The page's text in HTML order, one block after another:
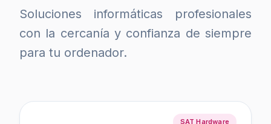
Soluciones informáticas profesionales
con la cercanía y confianza de siempre
para tu ordenador.
SAT Hardware